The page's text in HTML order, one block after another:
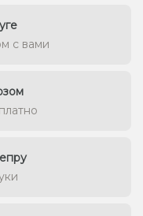
с вами